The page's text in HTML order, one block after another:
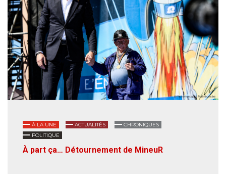
À LA UNE ACTUALITÉS
CHRONIQUES
POLITIQUE
À part ça… Détournement de MineuR